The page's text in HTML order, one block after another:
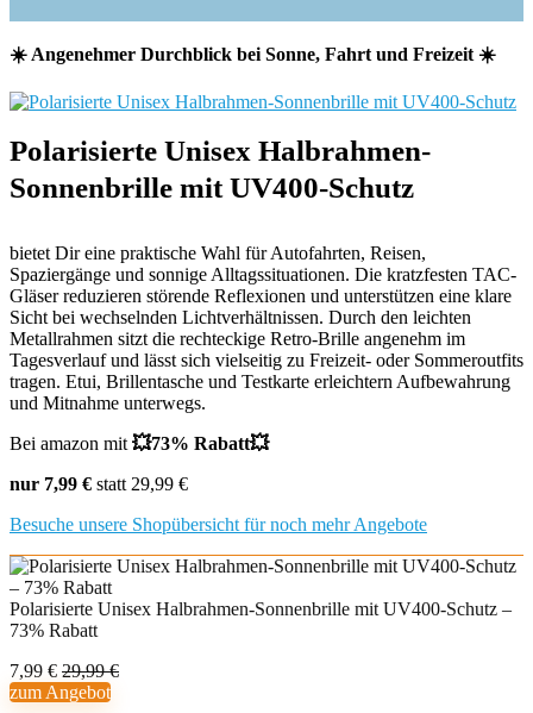
☀️ Angenehmer Durchblick bei Sonne, Fahrt und Freizeit ☀️
Polarisierte Unisex Halbrahmen-
Sonnenbrille mit UV400-Schutz
bietet Dir eine praktische Wahl für Autofahrten, Reisen,
Spaziergänge und sonnige Alltagssituationen. Die kratzfesten TAC-
Gläser reduzieren störende Reflexionen und unterstützen eine klare
Sicht bei wechselnden Lichtverhältnissen. Durch den leichten
Metallrahmen sitzt die rechteckige Retro-Brille angenehm im
Tagesverlauf und lässt sich vielseitig zu Freizeit- oder Sommeroutfits
tragen. Etui, Brillentasche und Testkarte erleichtern Aufbewahrung
und Mitnahme unterwegs.
Bei amazon mit 💥73% Rabatt💥
nur 7,99 € statt 29,99 €
Besuche unsere Shopübersicht für noch mehr Angebote
Polarisierte Unisex Halbrahmen-Sonnenbrille mit UV400-Schutz –
73% Rabatt
7,99 € 29,99 €
zum Angebot